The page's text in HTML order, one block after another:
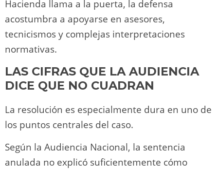
Hacienda llama a la puerta, la defensa
acostumbra a apoyarse en asesores,
tecnicismos y complejas interpretaciones
normativas.
LAS CIFRAS QUE LA AUDIENCIA
DICE QUE NO CUADRAN
La resolución es especialmente dura en uno de
los puntos centrales del caso.
Según la Audiencia Nacional, la sentencia
anulada no explicó suficientemente cómo